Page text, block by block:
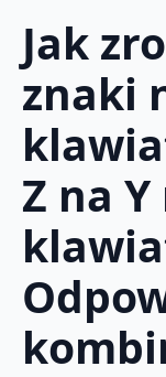
Jak
znaki
Z na Y